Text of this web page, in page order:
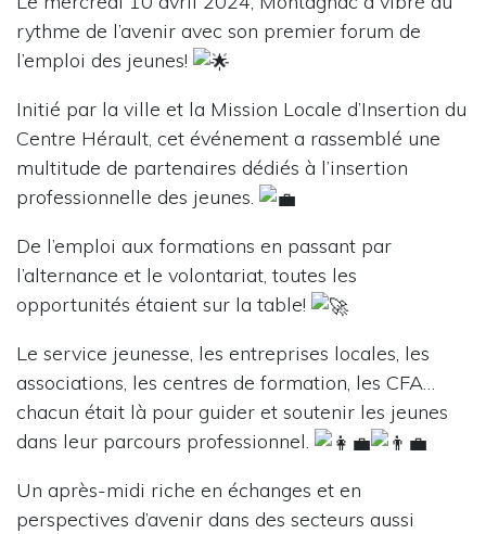
rythme de l’avenir avec son premier forum de
l’emploi des jeunes!
Initié par la ville et la Mission Locale d’Insertion du
Centre Hérault, cet événement a rassemblé une
multitude de partenaires dédiés à l’insertion
professionnelle des jeunes.
De l’emploi aux formations en passant par
l’alternance et le volontariat, toutes les
opportunités étaient sur la table!
Le service jeunesse, les entreprises locales, les
associations, les centres de formation, les CFA…
chacun était là pour guider et soutenir les jeunes
dans leur parcours professionnel.
Un après-midi riche en échanges et en
perspectives d’avenir dans des secteurs aussi